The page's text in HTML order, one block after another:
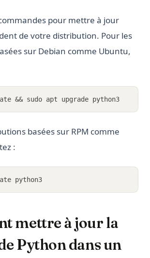
pour mettre à jour
de votre distribution. Pour les
sur Debian comme Ubuntu,
&& sudo apt upgrade python3
basées sur RPM comme
:
python3
mettre à jour la
Python dans un